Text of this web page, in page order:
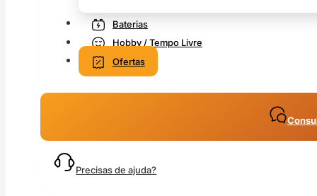
Baterias
Hobby / Tempo Livre
Ofertas
Precisas de ajuda?